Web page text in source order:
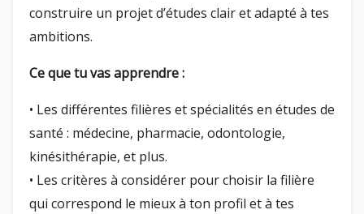
construire un projet d’études clair et adapté à tes
ambitions.
Ce que tu vas apprendre :
• Les différentes filières et spécialités en études de
santé : médecine, pharmacie, odontologie,
kinésithérapie, et plus.
• Les critères à considérer pour choisir la filière
qui correspond le mieux à ton profil et à tes